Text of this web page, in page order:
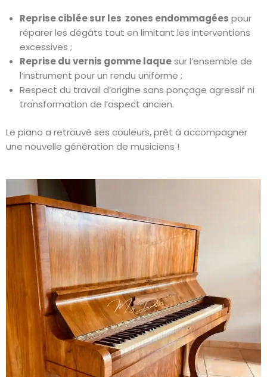
Reprise ciblée sur les zones endommagées pour
réparer les dégâts tout en limitant les interventions
excessives ;
Reprise du vernis gomme laquesur l’ensemble de
l’instrument pour un rendu uniforme ;
Respect du travail d’origine sans ponçage agressif ni
transformation de l’aspect ancien.
Le piano a retrouvé ses couleurs, prêt à accompagner
une nouvelle génération de musiciens !